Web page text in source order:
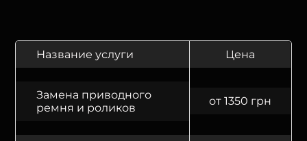
Название услуги Цена
Замена приводного
ремня и роликов
от 1350 грн